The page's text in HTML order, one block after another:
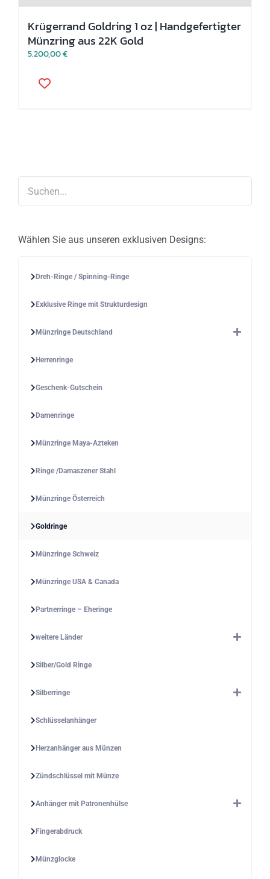
Krügerrand Goldring 1 oz | Handgefertigter
Münzring aus 22K Gold
5.200,00€
Produkt
Produktseite
gewählt
Wählen Sie aus unseren exklusiven Designs:
Dreh-Ringe / Spinning-Ringe
Exklusive Ringe mit Strukturdesign
Münzringe Deutschland
Herrenringe
Geschenk-Gutschein
Damenringe
Münzringe Maya-Azteken
Ringe /Damaszener Stahl
Münzringe Österreich
Goldringe
Münzringe Schweiz
Münzringe USA & Canada
Partnerringe – Eheringe
weitere Länder
Silber/Gold Ringe
Silberringe
Schlüsselanhänger
Herzanhänger aus Münzen
Zündschlüssel mit Münze
Anhänger mit Patronenhülse
Fingerabdruck
Münzglocke